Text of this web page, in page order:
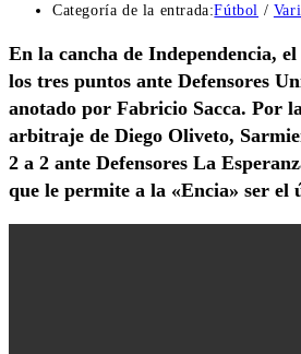
Categoría de la entrada:Fútbol /
En la cancha de Independencia,
los tres puntos ante Defensores
anotado por Fabricio Sacca. Por
arbitraje de Diego Oliveto,
2 a 2 ante Defensores La
que le permite a la «Encia» ser el